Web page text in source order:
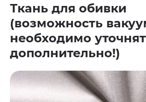
Ткань для обивки
(возможность
необходимо
дополнительно!)